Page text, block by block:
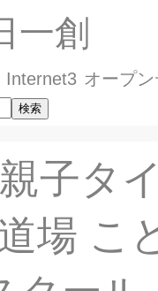
一創
Internet3 オープ
子タ
場 こ